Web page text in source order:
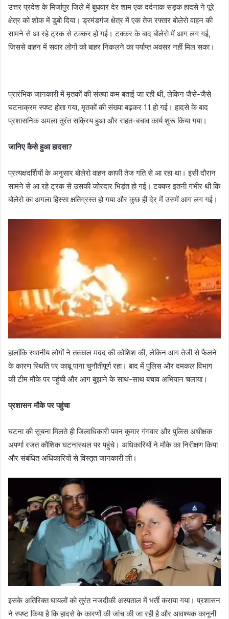
उत्तर प्रदेश के मिर्जापुर जिले में बुधवार देर शाम एक दर्दनाक सड़क हादसे ने पूरे
क्षेत्र को शोक में डुबो दिया। ड्रमंडगंज क्षेत्र में एक तेज रफ्तार बोलेरो वाहन की
सामने से आ रहे ट्रक से टक्कर हो गई। टक्कर के बाद बोलेरो में आग लग गई,
जिससे वाहन में सवार लोगों को बाहर निकलने का पर्याप्त अवसर नहीं मिल सका।
प्रारंभिक जानकारी में मृतकों की संख्या कम बताई जा रही थी, लेकिन जैसे-जैसे
घटनाक्रम स्पष्ट होता गया, मृतकों की संख्या बढ़कर 11 हो गई। हादसे के बाद
प्रशासनिक अमला तुरंत सक्रिय हुआ और राहत-बचाव कार्य शुरू किया गया।
जानिए कैसे हुआ हादसा?
प्रत्यक्षदर्शियों के अनुसार बोलेरो वाहन काफी तेज गति से आ रहा था। इसी दौरान
सामने से आ रहे ट्रक से उसकी जोरदार भिड़ंत हो गई। टक्कर इतनी गंभीर थी कि
बोलेरो का अगला हिस्सा क्षतिग्रस्त हो गया और कुछ ही देर में उसमें आग लग गई।
हालांकि स्थानीय लोगों ने तत्काल मदद की कोशिश की, लेकिन आग तेजी से फैलने
के कारण स्थिति पर काबू पाना चुनौतीपूर्ण रहा। बाद में पुलिस और दमकल विभाग
की टीम मौके पर पहुंची और आग बुझाने के साथ-साथ बचाव अभियान चलाया।
प्रशासन मौके पर पहुंचा
घटना की सूचना मिलते ही जिलाधिकारी पवन कुमार गंगवार और पुलिस अधीक्षक
अपर्णा रजत कौशिक घटनास्थल पर पहुंचे। अधिकारियों ने मौके का निरीक्षण किया
और संबंधित अधिकारियों से विस्तृत जानकारी ली।
इसके अतिरिक्त घायलों को तुरंत नजदीकी अस्पताल में भर्ती कराया गया। प्रशासन
ने स्पष्ट किया है कि हादसे के कारणों की जांच की जा रही है और आवश्यक कानूनी